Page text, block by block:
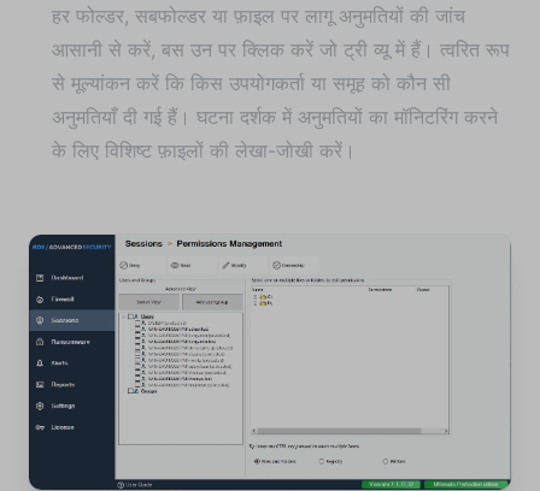
हर फोल्डर, सबफोल्डर या फ़ाइल पर लागू अनुमतियों की जांच
आसानी से करें, बस उन पर क्लिक करें जो ट्री व्यू में हैं। त्वरित रूप
से मूल्यांकन करें कि किस उपयोगकर्ता या समूह को कौन सी
अनुमतियाँ दी गई हैं। घटना दर्शक में अनुमतियों का मॉनिटरिंग करने
के लिए विशिष्ट फ़ाइलों की लेखा-जोखी करें।